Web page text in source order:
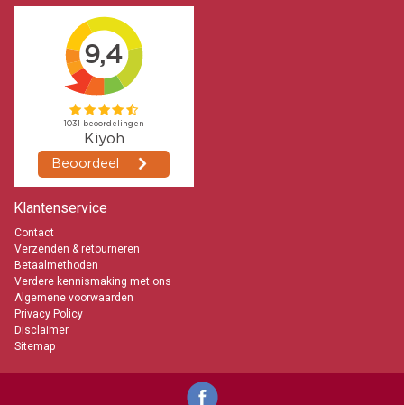
Klantenservice
Contact
Verzenden & retourneren
Betaalmethoden
Verdere kennismaking met ons
Algemene voorwaarden
Privacy Policy
Disclaimer
Sitemap